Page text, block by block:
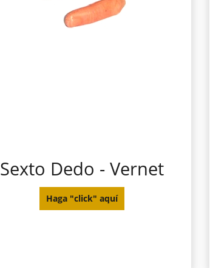
Sexto Dedo - Vernet
Haga "click" aquí